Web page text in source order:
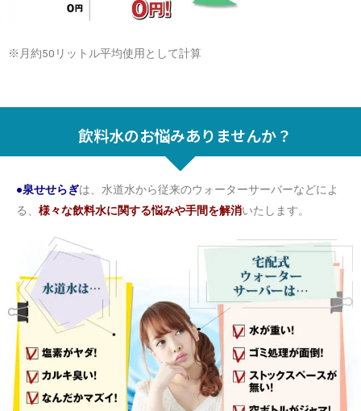
※月約50リットル平均使用として計算
飲料水のお悩みありませんか？
●泉せせらぎは、水道水から従来のウォーターサーバーなどによ
る、 様々な飲料水に関する悩みや手間を解消いたします。